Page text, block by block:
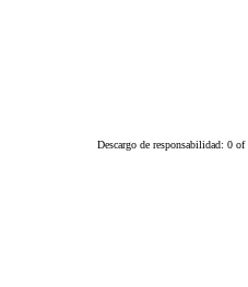
Descargo de responsabilidad: 0